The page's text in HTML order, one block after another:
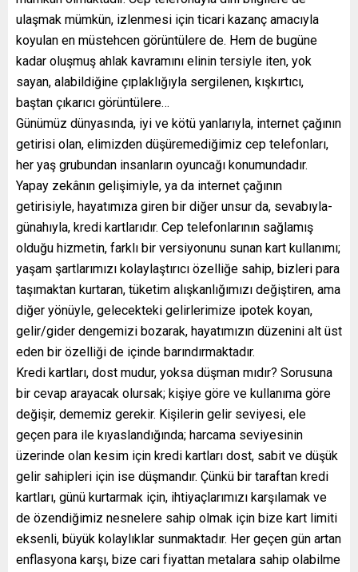
ulaşmak mümkün, izlenmesi için ticari kazanç amacıyla
koyulan en müstehcen görüntülere de. Hem de bugüne
kadar oluşmuş ahlak kavramını elinin tersiyle iten, yok
sayan, alabildiğine çıplaklığıyla sergilenen, kışkırtıcı,
baştan çıkarıcı görüntülere…
Günümüz dünyasında, iyi ve kötü yanlarıyla, internet çağının
getirisi olan, elimizden düşüremediğimiz cep telefonları,
her yaş grubundan insanların oyuncağı konumundadır.
Yapay zekânın gelişimiyle, ya da internet çağının
getirisiyle, hayatımıza giren bir diğer unsur da, sevabıyla-
günahıyla, kredi kartlarıdır. Cep telefonlarının sağlamış
olduğu hizmetin, farklı bir versiyonunu sunan kart kullanımı;
yaşam şartlarımızı kolaylaştırıcı özelliğe sahip, bizleri para
taşımaktan kurtaran, tüketim alışkanlığımızı değiştiren, ama
diğer yönüyle, gelecekteki gelirlerimize ipotek koyan,
gelir/gider dengemizi bozarak, hayatımızın düzenini alt üst
eden bir özelliği de içinde barındırmaktadır.
Kredi kartları, dost mudur, yoksa düşman mıdır? Sorusuna
bir cevap arayacak olursak; kişiye göre ve kullanıma göre
değişir, dememiz gerekir. Kişilerin gelir seviyesi, ele
geçen para ile kıyaslandığında; harcama seviyesinin
üzerinde olan kesim için kredi kartları dost, sabit ve düşük
gelir sahipleri için ise düşmandır. Çünkü bir taraftan kredi
kartları, günü kurtarmak için, ihtiyaçlarımızı karşılamak ve
de özendiğimiz nesnelere sahip olmak için bize kart limiti
eksenli, büyük kolaylıklar sunmaktadır. Her geçen gün artan
enflasyona karşı, bize cari fiyattan metalara sahip olabilme